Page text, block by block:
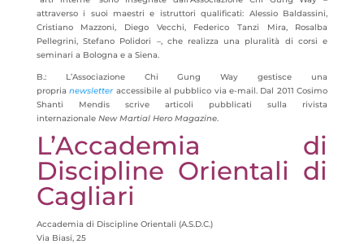
attraverso i suoi maestri e istruttori qualificati: Alessio Baldassini,
Cristiano Mazzoni, Diego Vecchi, Federico Tanzi Mira, Rosalba
Pellegrini, Stefano Polidori –, che realizza una pluralità di corsi e
seminari a Bologna e a Siena.
B.: L’Associazione Chi Gung Way gestisce una
proprianewsletter accessibile al pubblico via e-mail. Dal 2011 Cosimo
Shanti Mendis scrive articoli pubblicati sulla rivista
internazionale New Martial Hero Magazine.
L’Accademia di
Discipline Orientali di
Cagliari
Accademia di Discipline Orientali (A.S.D.C.)
Via Biasi, 25